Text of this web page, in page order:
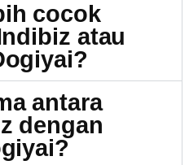
cocok
atau
antara
dengan